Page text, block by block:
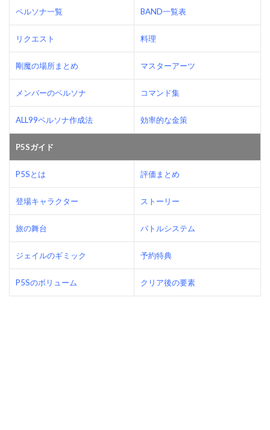
ペルソナ一覧 BAND一覧表
リクエスト 料理
剛魔の場所まとめ マスターアーツ
メンバーのペルソナ コマンド集
ALL99ペルソナ作成法 効率的な金策
P5Sガイド
P5Sとは 評価まとめ
登場キャラクター ストーリー
旅の舞台 バトルシステム
ジェイルのギミック 予約特典
P5Sのボリューム クリア後の要素